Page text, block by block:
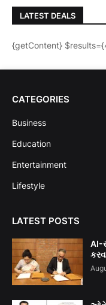
LATEST DEALS
{getContent}
CATEGORIES
Business
Education
Entertainment
Lifestyle
LATEST POSTS
AI-